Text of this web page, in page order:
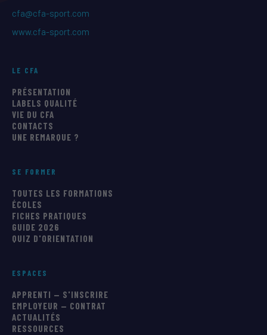
cfa@cfa-sport.com
www.cfa-sport.com
LE CFA
PRÉSENTATION
LABELS QUALITÉ
VIE DU CFA
CONTACTS
UNE REMARQUE ?
SE FORMER
TOUTES LES FORMATIONS
ÉCOLES
FICHES PRATIQUES
GUIDE 2026
QUIZ D'ORIENTATION
ESPACES
APPRENTI — S'INSCRIRE
EMPLOYEUR — CONTRAT
ACTUALITÉS
RESSOURCES